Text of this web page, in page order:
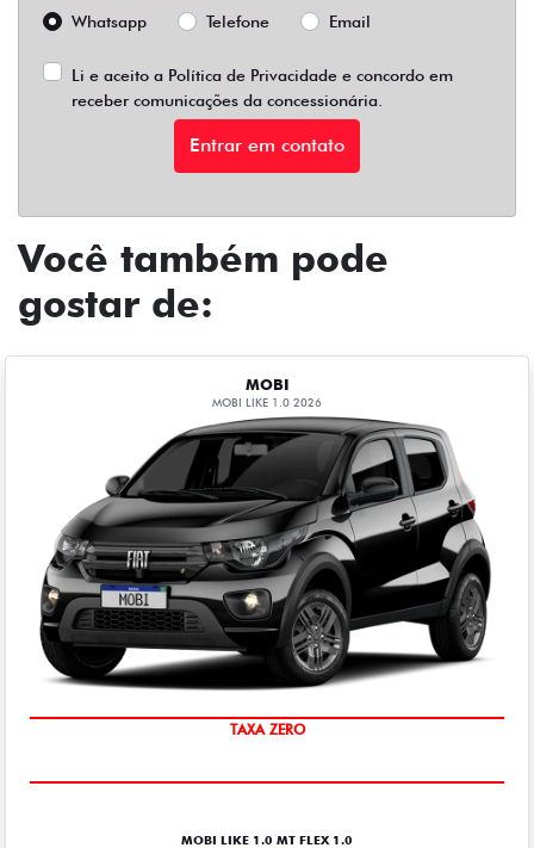
Whatsapp
Telefone Email
Li e aceito a Política de Privacidade e concordo em
receber comunicações da concessionária.
Entrar em contato
Você também pode
gostar de:
MOBI
MOBI LIKE 1.0 2026
TAXA ZERO
MOBI LIKE 1.0 MT FLEX 1.0